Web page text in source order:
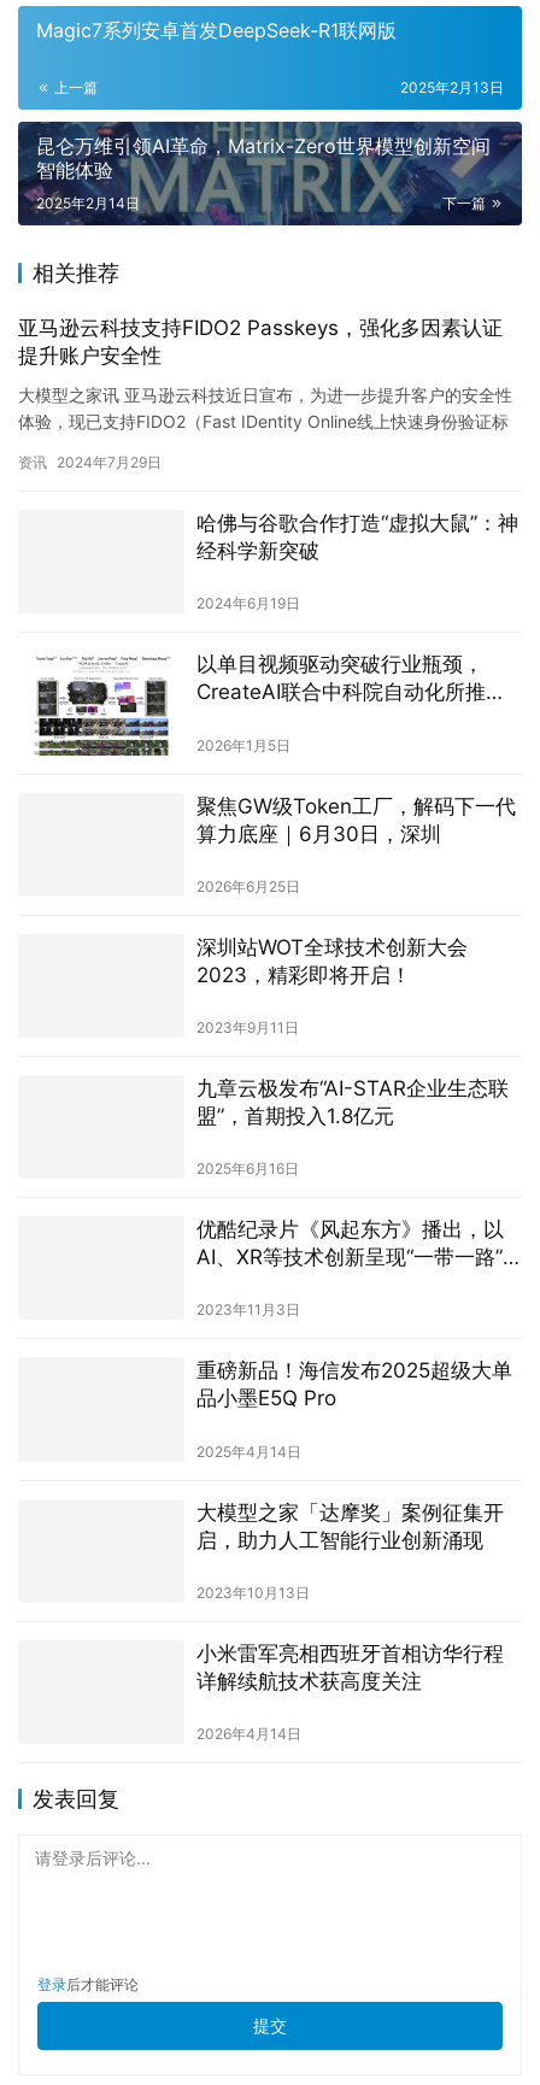
Magic7系列安卓首发DeepSeek-R1联网版
上一篇 2025年2月13日
昆仑万维引领AI革命，Matrix-Zero世界模型创新空间
智能体验
下一篇
2025年2月14日
相关推荐
亚马逊云科技支持FIDO2 Passkeys，强化多因素认证
提升账户安全性
大模型之家讯 亚马逊云科技近日宣布，为进一步提升客户的安全性
体验，现已支持FIDO2（Fast IDentity Online线上快速身份验证标
资讯 2024年7月29日
哈佛与谷歌合作打造“虚拟大鼠”：神
经科学新突破
2024年6月19日
以单目视频驱动突破行业瓶颈，
CreateAI联合中科院自动化所推出
2026年1月5日
聚焦GW级Token工厂，解码下一代
算力底座｜6月30日，深圳
2026年6月25日
深圳站WOT全球技术创新大会
2023，精彩即将开启！
2023年9月11日
九章云极发布“AI-STAR企业生态联
盟”，首期投入1.8亿元
2025年6月16日
优酷纪录片《风起东方》播出，以
AI、XR等技术创新呈现“一带一路”
2023年11月3日
重磅新品！海信发布2025超级大单
品小墨E5Q Pro
2025年4月14日
大模型之家「达摩奖」案例征集开
启，助力人工智能行业创新涌现
2023年10月13日
小米雷军亮相西班牙首相访华行程
详解续航技术获高度关注
2026年4月14日
发表回复
请登录后评论...
登录后才能评论
提交